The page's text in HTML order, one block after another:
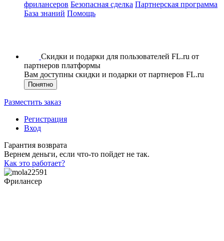
фрилансеров Безопасная сделка Партнерская программа
База знаний Помощь
Скидки и подарки для пользователей FL.ru от
партнеров платформы
Вам доступны скидки и подарки от партнеров FL.ru
Понятно
Разместить заказ
Регистрация
Вход
Гарантия возврата
Вернем деньги, если что-то пойдет не так.
Как это работает?
Фрилансер